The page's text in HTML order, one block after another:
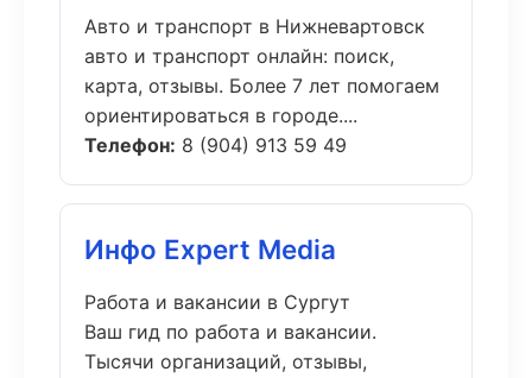
Авто и транспорт в Нижневартовск
авто и транспорт онлайн: поиск,
карта, отзывы. Более 7 лет помогаем
ориентироваться в городе....
Телефон: 8 (904) 913 59 49
Инфо Expert Media
Работа и вакансии в Сургут
Ваш гид по работа и вакансии.
Тысячи организаций, отзывы,